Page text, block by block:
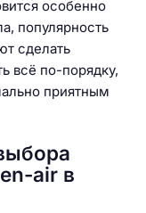
особенно
популярность
сделать
всё по-порядку,
приятным
air в